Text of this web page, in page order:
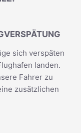
sich verspäten
landen.
Fahrer zu
zusätzlichen